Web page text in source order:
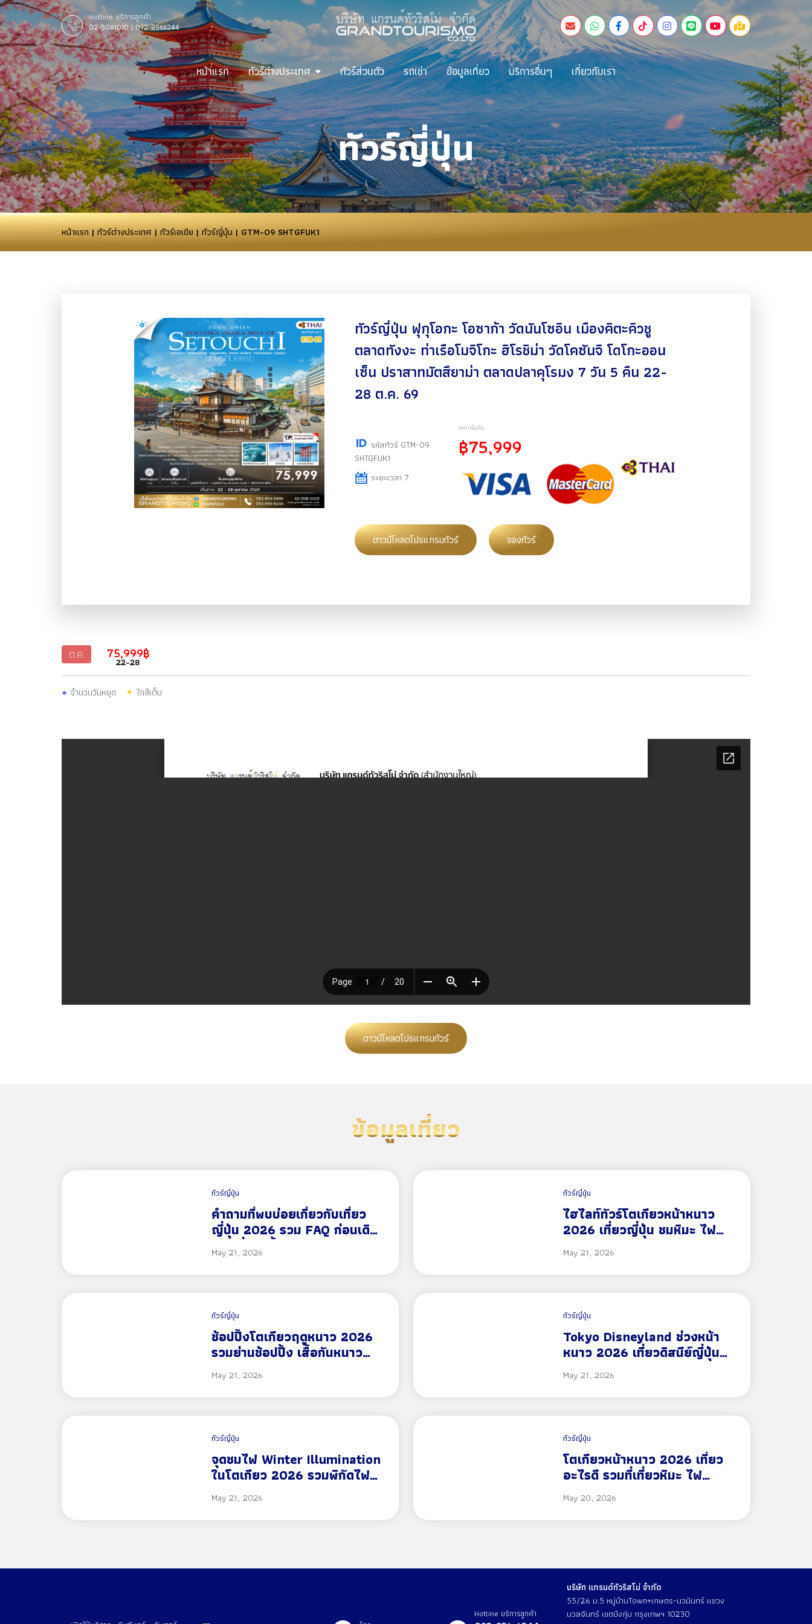
Hotline บริการลูกค้า
02-5081010 | 092-8566244
หน้าแรก ทัวร์ต่างประเทศ ทัวร์ส่วนตัว รถเช่า ข้อมูลเที่ยว บริการอื่นๆ เกี่ยวกับเรา
ทัวร์ญี่ปุ่น
หน้าแรก|ทัวร์ต่างประเทศ|ทัวร์เอเชีย|ทัวร์ญี่ปุ่น| GTM-09 SHTGFUK1
ทัวร์ญี่ปุ่น ฟุกุโอกะ โอซาก้า วัดนันโซอิน เมืองคิตะคิวชู
ตลาดทังงะ ท่าเรือโมจิโกะ ฮิโรชิม่า วัดโคซันจิ โดโกะออน
เซ็น ปราสาทมัตสึยาม่า ตลาดปลาคุโรมง 7 วัน 5 คืน 22-
28 ต.ค. 69
รหัสทัวร์ GTM-09
SHTGFUK1
ระยะเวลา 7
ราคาเริ่มต้น
฿75,999
ดาวน์โหลดโปรแกรมทัวร์ จองทัวร์
ต.ค. 22-28
75,999฿
● จำนวนวันหยุด ✦ ใกล้เต็ม
ดาวน์โหลดโปรแกรมทัวร์
ข้อมูลเที่ยว
ทัวร์ญี่ปุ่น
คำถามที่พบบ่อยเกี่ยวกับเที่ยว
ญี่ปุ่น 2026 รวม FAQ ก่อนเดิน
ทางญี่ปุ่นครั้งแรก
May 21, 2026
ทัวร์ญี่ปุ่น
ไฮไลท์ทัวร์โตเกียวหน้าหนาว
2026 เที่ยวญี่ปุ่น ชมหิมะ ไฟ
Winter Illumination และ
แลนด์มาร์กห้ามพลาด
May 21, 2026
ทัวร์ญี่ปุ่น
ช้อปปิ้งโตเกียวฤดูหนาว 2026
รวมย่านช้อปปิ้ง เสื้อกันหนาว
ของฝาก และ Winter Sale
ญี่ปุ่น
May 21, 2026
ทัวร์ญี่ปุ่น
Tokyo Disneyland ช่วงหน้า
หนาว 2026 เที่ยวดิสนีย์ญี่ปุ่น
บรรยากาศคริสต์มาสและไฟ
Winter Illumination
May 21, 2026
ทัวร์ญี่ปุ่น
จุดชมไฟ Winter Illumination
ในโตเกียว 2026 รวมพิกัดไฟ
สวยสุดโรแมนติกช่วงหน้าหนาว
May 21, 2026
ทัวร์ญี่ปุ่น
โตเกียวหน้าหนาว 2026 เที่ยว
อะไรดี รวมที่เที่ยวหิมะ ไฟ
ประดับ และบรรยากาศฤดูหนาว
ในโตเกียว
May 20, 2026
Hotline บริการลูกค้า
บริษัท แกรนด์ทัวริสโม่ จำกัด
55/26 ม.5 หมู่บ้านTown+เกษตร-นวมินทร์ แขวง
นวลจันทร์ เขตบึงกุ่ม กรุงเทพฯ 10230